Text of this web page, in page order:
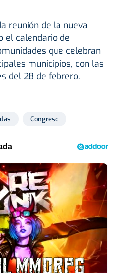
reunión de la nueva
el calendario de
que celebran
municipios, con las
del 28 de febrero.
Congreso